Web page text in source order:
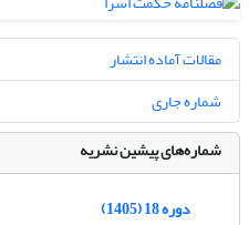
مقالات آماده انتشار
شماره جاری
شماره‌های پیشین نشریه
دوره 18 (1405)